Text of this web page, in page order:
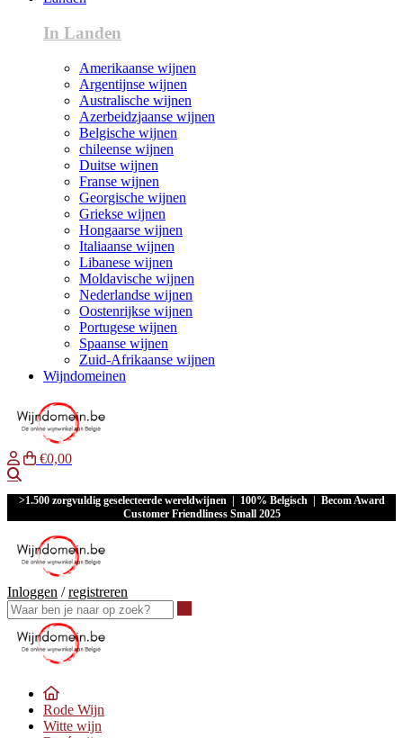
In Landen
Amerikaanse wijnen
Argentijnse wijnen
Australische wijnen
Azerbeidzjaanse wijnen
Belgische wijnen
chileense wijnen
Duitse wijnen
Franse wijnen
Georgische wijnen
Griekse wijnen
Hongaarse wijnen
Italiaanse wijnen
Libanese wijnen
Moldavische wijnen
Nederlandse wijnen
Oostenrijkse wijnen
Portugese wijnen
Spaanse wijnen
Zuid-Afrikaanse wijnen
Wijndomeinen
€0,00
>1.500 zorgvuldig geselecteerde wereldwijnen | 100% Belgisch | Becom Award
Customer Friendliness Small 2025
Inloggen /registreren
Rode Wijn
Witte wijn